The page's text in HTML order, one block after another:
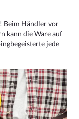
Beim Händler vor
kann die Ware auf
jede